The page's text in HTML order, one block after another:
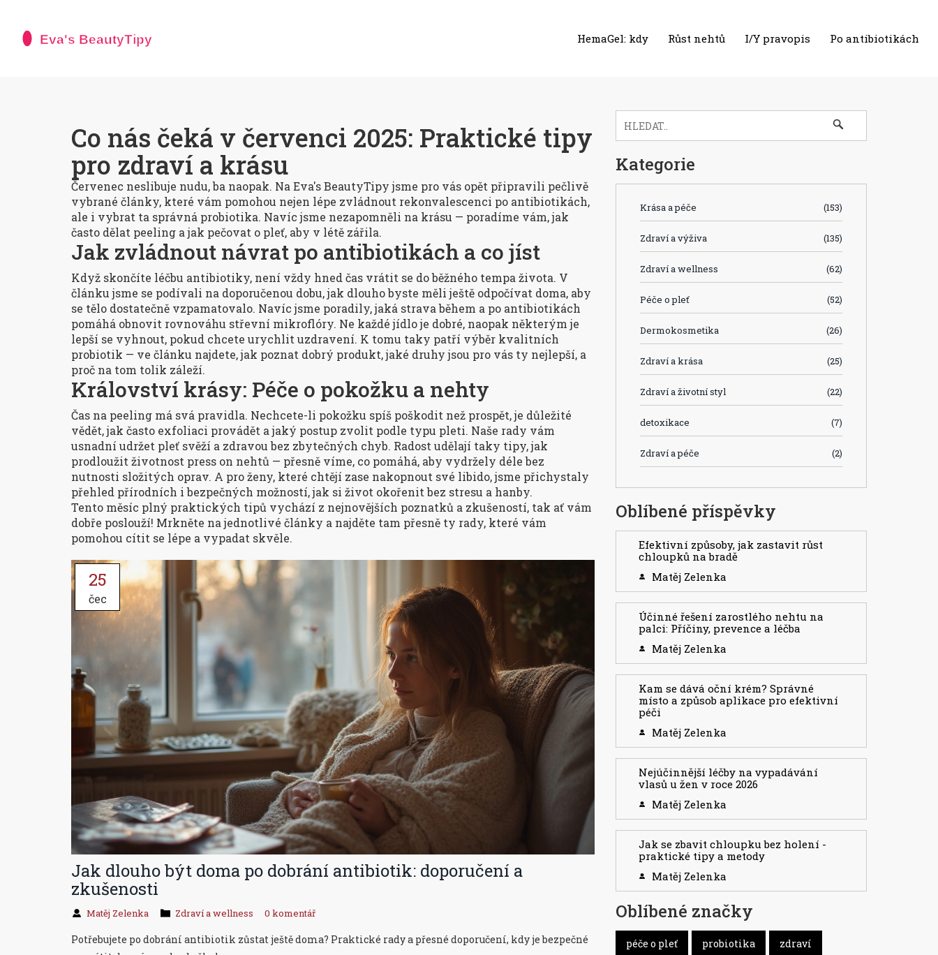
HemaGel: kdy Růst nehtů I/Y pravopis Po antibiotikách
Co nás čeká v červenci 2025: Praktické tipy
pro zdraví a krásu
Červenec neslibuje nudu, ba naopak. Na Eva's BeautyTipy jsme pro vás opět připravili pečlivě
vybrané články, které vám pomohou nejen lépe zvládnout rekonvalescenci po antibiotikách,
ale i vybrat ta správná probiotika. Navíc jsme nezapomněli na krásu — poradíme vám, jak
často dělat peeling a jak pečovat o pleť, aby v létě zářila.
Jak zvládnout návrat po antibiotikách a co jíst
Když skončíte léčbu antibiotiky, není vždy hned čas vrátit se do běžného tempa života. V
článku jsme se podívali na doporučenou dobu, jak dlouho byste měli ještě odpočívat doma, aby
se tělo dostatečně vzpamatovalo. Navíc jsme poradily, jaká strava během a po antibiotikách
pomáhá obnovit rovnováhu střevní mikroflóry. Ne každé jídlo je dobré, naopak některým je
lepší se vyhnout, pokud chcete urychlit uzdravení. K tomu taky patří výběr kvalitních
probiotik — ve článku najdete, jak poznat dobrý produkt, jaké druhy jsou pro vás ty nejlepší, a
proč na tom tolik záleží.
Království krásy: Péče o pokožku a nehty
Čas na peeling má svá pravidla. Nechcete-li pokožku spíš poškodit než prospět, je důležité
vědět, jak často exfoliaci provádět a jaký postup zvolit podle typu pleti. Naše rady vám
usnadní udržet pleť svěží a zdravou bez zbytečných chyb. Radost udělají taky tipy, jak
prodloužit životnost press on nehtů — přesně víme, co pomáhá, aby vydržely déle bez
nutnosti složitých oprav. A pro ženy, které chtějí zase nakopnout své libido, jsme přichystaly
přehled přírodních i bezpečných možností, jak si život okořenit bez stresu a hanby.
Tento měsíc plný praktických tipů vychází z nejnovějších poznatků a zkušeností, tak ať vám
dobře poslouží! Mrkněte na jednotlivé články a najděte tam přesně ty rady, které vám
pomohou cítit se lépe a vypadat skvěle.
25
čec
Jak dlouho být doma po dobrání antibiotik: doporučení a
zkušenosti
Matěj Zelenka Zdraví a wellness 0 komentář
Potřebujete po dobrání antibiotik zůstat ještě doma? Praktické rady a přesné doporučení, kdy je bezpečné
Kategorie
Krása a péče (153)
Zdraví a výživa (135)
Zdraví a wellness (62)
Péče o pleť (52)
Dermokosmetika (26)
Zdraví a krása (25)
Zdraví a životní styl (22)
detoxikace (7)
Zdraví a péče (2)
Oblíbené příspěvky
Efektivní způsoby, jak zastavit růst
chloupků na bradě
Matěj Zelenka
Účinné řešení zarostlého nehtu na
palci: Příčiny, prevence a léčba
Matěj Zelenka
Kam se dává oční krém? Správné
místo a způsob aplikace pro efektivní
péči
Matěj Zelenka
Nejúčinnější léčby na vypadávání
vlasů u žen v roce 2026
Matěj Zelenka
Jak se zbavit chloupku bez holení -
praktické tipy a metody
Matěj Zelenka
Oblíbené značky
péče o pleť probiotika zdraví